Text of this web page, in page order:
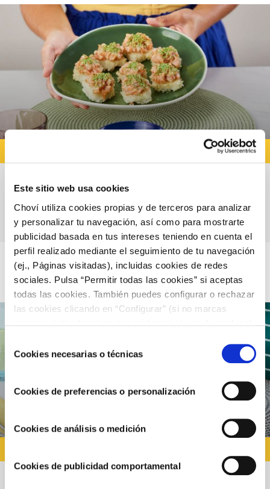
Este sitio web usa cookies
Choví utiliza cookies propias y de terceros para analizar
y personalizar tu navegación, así como para mostrarte
publicidad basada en tus intereses teniendo en cuenta el
perfil realizado mediante el seguimiento de tu navegación
(ej., Páginas visitadas), incluidas cookies de redes
sociales. Pulsa “Permitir todas las cookies” si aceptas
todas las cookies. También puedes configurar o rechazar
las cookies clicando en “Configurar” (si no marcas
COOKIES.
de
consentimiento
Cookies necesarias o técnicas
Cookies de preferencias o personalización
Cookies de análisis o medición
Cookies de publicidad comportamental
Arroz crujiente con tartar de salmón y
salsa de yogur